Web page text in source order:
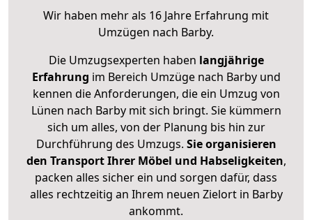
Wir haben mehr als 16 Jahre Erfahrung mit
Umzügen nach Barby.
Die Umzugsexperten haben langjährige
Erfahrung im Bereich Umzüge nach Barby und
kennen die Anforderungen, die ein Umzug von
Lünen nach Barby mit sich bringt. Sie kümmern
sich um alles, von der Planung bis hin zur
Durchführung des Umzugs. Sie organisieren
den Transport Ihrer Möbel und Habseligkeiten,
packen alles sicher ein und sorgen dafür, dass
alles rechtzeitig an Ihrem neuen Zielort in Barby
ankommt.